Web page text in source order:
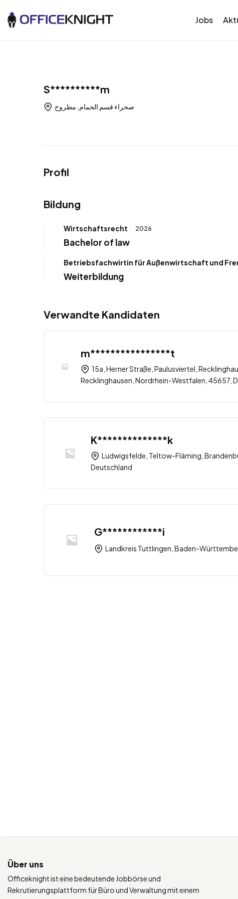
Jobs
S**********m
صحراء قسم الحمام, مطروح
Profil
Bildung
Wirtschaftsrecht 2026
Bachelor of law
Betriebsfachwirtin für Außenwirtschaft und
Weiterbildung
Verwandte Kandidaten
m****************t
15a, Herner Straße, Paulusviertel,
Recklinghausen, Nordrhein-Westfalen, 45657,
K**************k
Ludwigsfelde, Teltow-Fläming,
Deutschland
G************i
Landkreis Tuttlingen, Baden-
Über uns
Officeknight ist eine bedeutende Jobbörse und
Rekrutierungsplattform für Büro und Verwaltung mit einem